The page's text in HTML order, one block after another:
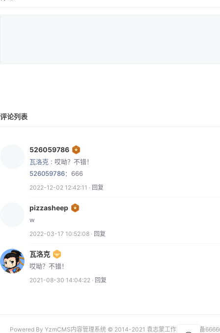
评论列表
526059786
瓦洛克 : 哎呦？不错！
526059786：666
2022-12-02 12:42:11 · 回复
pizzasheep
w
2022-03-17 10:52:08 · 回复
瓦洛克
哎呦？不错！
2021-08-30 14:04:22 · 回复
Powered By YzmCMS内容管理系统 © 2014-2021 袁志蒙工作室 京ICP备